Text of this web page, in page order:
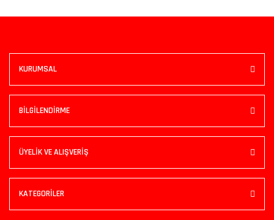
KURUMSAL
BİLGİLENDİRME
ÜYELİK VE ALIŞVERİŞ
KATEGORİLER